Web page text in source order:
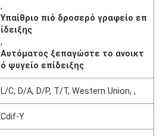
,
Υπαίθριο πιό δροσερό γραφείο επ
ίδειξης
,
Αυτόματος ξεπαγώστε το ανοικτ
ό ψυγείο επίδειξης
L/C, D/A, D/P, T/T, Western Union, ,
Cdif-Υ